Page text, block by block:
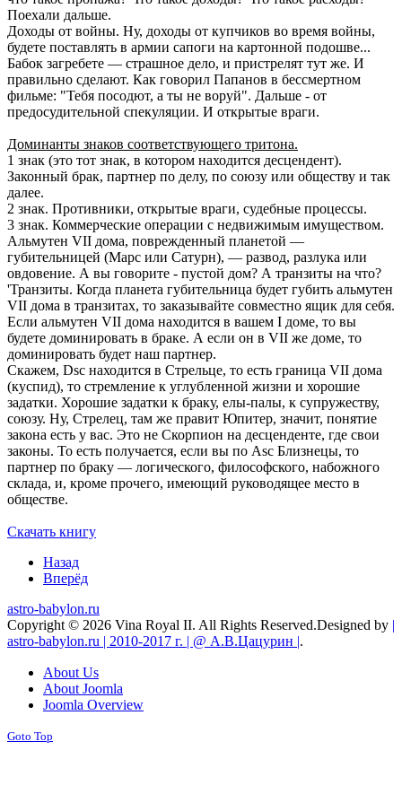
Поехали дальше.
Доходы от войны. Ну, доходы от купчиков во время войны,
будете поставлять в армии сапоги на картонной подошве...
Бабок загребете — страшное дело, и пристрелят тут же. И
правильно сделают. Как говорил Папанов в бессмертном
фильме: "Тебя посодют, а ты не воруй". Дальше - от
предосудительной спекуляции. И открытые враги.
Доминанты знаков соответствующего тритона.
1 знак (это тот знак, в котором находится десцендент).
Законный брак, партнер по делу, по союзу или обществу и так
далее.
2 знак. Противники, открытые враги, судебные про­цессы.
3 знак. Коммерческие операции с недвижимым иму­ществом.
Альмутен VII дома, поврежденный планетой —
губительницей (Марс или Сатурн), — развод, разлука или
овдовение. А вы говорите - пустой дом? А транзиты на что?
'Транзиты. Когда планета губительница будет губить альмутен
VII дома в транзитах, то заказывайте совместно ящик для себя.
Если альмутен VII дома находится в вашем I доме, то вы
будете доминировать в браке. А если он в VII же доме, то
доминировать будет наш партнер.
Скажем, Dsc находится в Стрельце, то есть граница VII дома
(куспид), то стремление к углубленной жизни и хо­рошие
задатки. Хорошие задатки к браку, елы-палы, к супружеству,
союзу. Ну, Стрелец, там же правит Юпитер, значит, понятие
закона есть у вас. Это не Скорпион на десценденте, где свои
законы. То есть получается, если вы по Asc Близнецы, то
партнер по браку — логического, философского, набожного
склада, и, кроме прочего, имеющий руководящее место в
обществе.
Скачать книгу
Назад
Вперёд
astro-babylon.ru
Copyright © 2026 Vina Royal II. All Rights Reserved.Designed by |
astro-babylon.ru | 2010-2017 г. | @ А.В.Цацурин |.
About Us
About Joomla
Joomla Overview
Goto Top